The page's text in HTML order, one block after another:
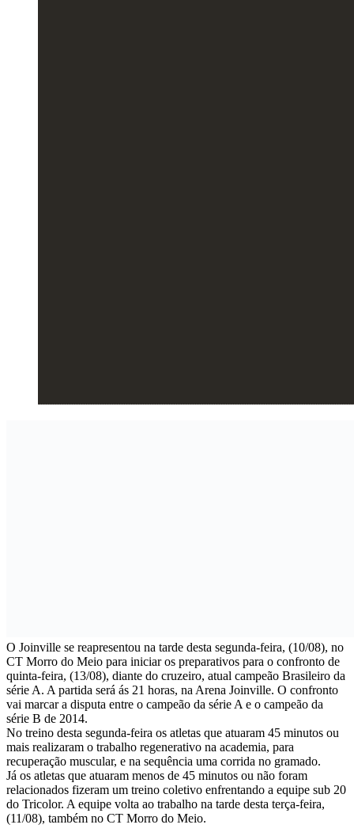
O Joinville se reapresentou na tarde desta segunda-feira, (10/08), no
CT Morro do Meio para iniciar os preparativos para o confronto de
quinta-feira, (13/08), diante do cruzeiro, atual campeão Brasileiro da
série A. A partida será ás 21 horas, na Arena Joinville. O confronto
vai marcar a disputa entre o campeão da série A e o campeão da
série B de 2014.
No treino desta segunda-feira os atletas que atuaram 45 minutos ou
mais realizaram o trabalho regenerativo na academia, para
recuperação muscular, e na sequência uma corrida no gramado.
Já os atletas que atuaram menos de 45 minutos ou não foram
relacionados fizeram um treino coletivo enfrentando a equipe sub 20
do Tricolor. A equipe volta ao trabalho na tarde desta terça-feira,
(11/08), também no CT Morro do Meio.